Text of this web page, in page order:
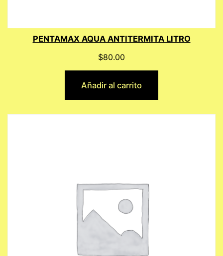
PENTAMAX AQUA ANTITERMITA LITRO
$80.00
Añadir al carrito